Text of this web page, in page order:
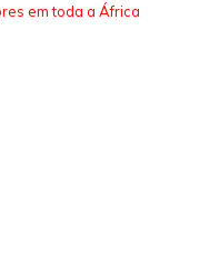
em toda a África